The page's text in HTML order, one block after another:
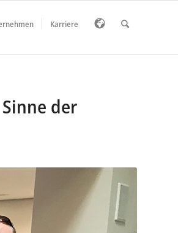
Karriere
der